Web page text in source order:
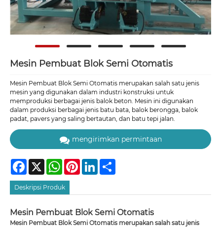
Mesin Pembuat Blok Semi Otomatis
Mesin Pembuat Blok Semi Otomatis merupakan salah satu jenis
mesin yang digunakan dalam industri konstruksi untuk
memproduksi berbagai jenis balok beton. Mesin ini digunakan
dalam produksi berbagai jenis batu bata, balok berongga, balok
padat, pavers yang saling bertautan, dan batu tepi jalan.
mengirimkan permintaan
Facebook
X WhatsAppPinterestLinkedIn
Deskripsi Produk
Mesin Pembuat Blok Semi Otomatis
Mesin Pembuat Blok Semi Otomatis merupakan salah satu jenis